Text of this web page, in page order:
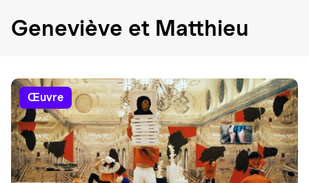
Geneviève et Matthieu
œuvre